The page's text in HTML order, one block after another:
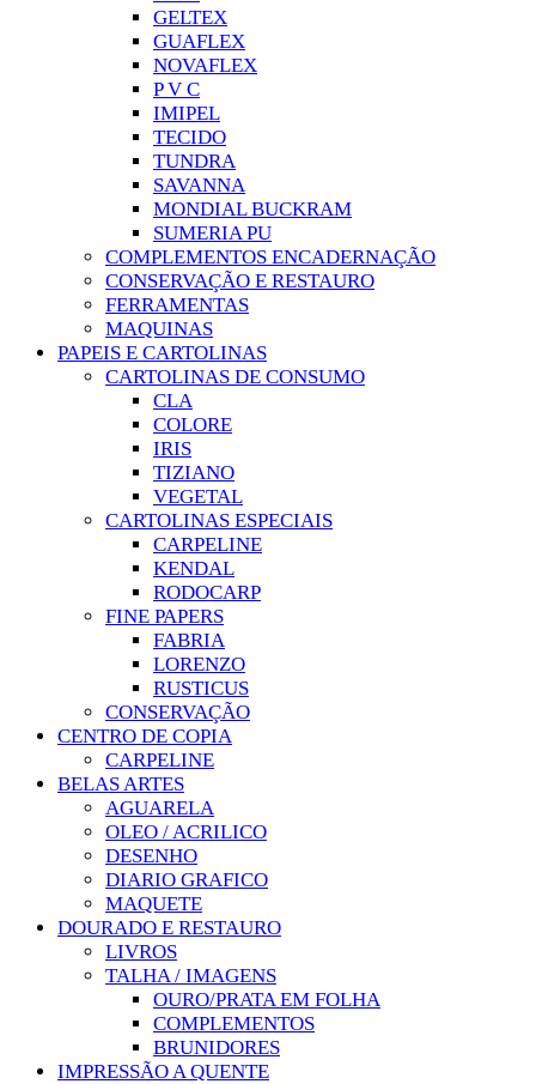
GELTEX
GUAFLEX
NOVAFLEX
P V C
IMIPEL
TECIDO
TUNDRA
SAVANNA
MONDIAL BUCKRAM
SUMERIA PU
COMPLEMENTOS ENCADERNAÇÃO
CONSERVAÇÃO E RESTAURO
FERRAMENTAS
MAQUINAS
PAPEIS E CARTOLINAS
CARTOLINAS DE CONSUMO
CLA
COLORE
IRIS
TIZIANO
VEGETAL
CARTOLINAS ESPECIAIS
CARPELINE
KENDAL
RODOCARP
FINE PAPERS
FABRIA
LORENZO
RUSTICUS
CONSERVAÇÃO
CENTRO DE COPIA
CARPELINE
BELAS ARTES
AGUARELA
OLEO / ACRILICO
DESENHO
DIARIO GRAFICO
MAQUETE
DOURADO E RESTAURO
LIVROS
TALHA / IMAGENS
OURO/PRATA EM FOLHA
COMPLEMENTOS
BRUNIDORES
IMPRESSÃO A QUENTE